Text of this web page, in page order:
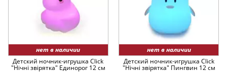
нет в наличии
Детский ночник-игрушка Click
"Hічні звірятка" Единорог 12 см
нет в наличии
Детский ночник-игрушка Click
"Hічні звірятка" Пингвин 12 см